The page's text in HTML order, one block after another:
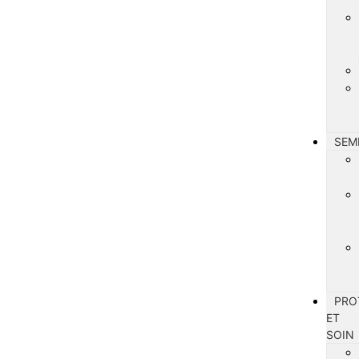
ET
SOIN